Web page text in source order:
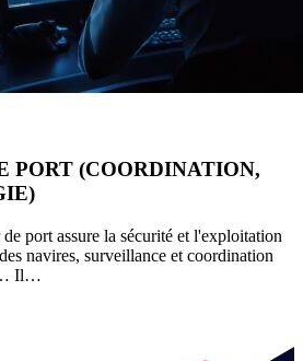
PORT (COORDINATION,
port assure la sécurité et l'exploitation
navires, surveillance et coordination
Il…